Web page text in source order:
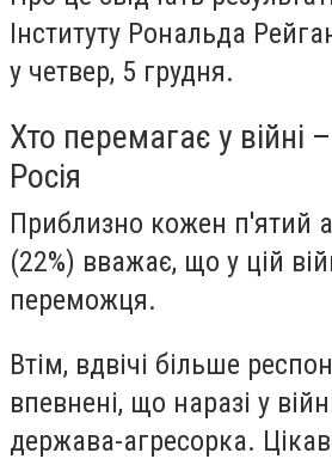
Інституту Рональда
у четвер, 5 грудня.
Хто перемагає у війні
Росія
Приблизно кожен п'ятий
(22%) вважає, що у цій
переможця.
Втім, вдвічі більше
впевнені, що наразі у
держава-агресорка.